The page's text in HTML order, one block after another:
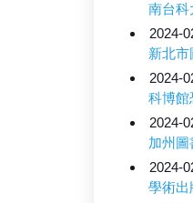
南台科
2024-
新北
2024-
科博館
2024-
加州
2024-
學術出